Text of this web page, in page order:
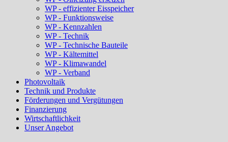
WP - effizienter Eisspeicher
WP - Funktionsweise
WP - Kennzahlen
WP - Technik
WP - Technische Bauteile
WP - Kältemittel
WP - Klimawandel
WP - Verband
Photovoltaik
Technik und Produkte
Förderungen und Vergütungen
Finanzierung
Wirtschaftlichkeit
Unser Angebot